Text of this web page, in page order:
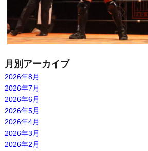
月別アーカイブ
2026年8月
2026年7月
2026年6月
2026年5月
2026年4月
2026年3月
2026年2月